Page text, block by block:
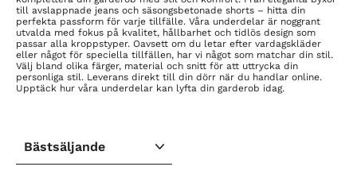
till avslappnade jeans och säsongsbetonade shorts – hitta din
perfekta passform för varje tillfälle. Våra underdelar är noggrant
utvalda med fokus på kvalitet, hållbarhet och tidlös design som
passar alla kroppstyper. Oavsett om du letar efter vardagskläder
eller något för speciella tillfällen, har vi något som matchar din stil.
Välj bland olika färger, material och snitt för att uttrycka din
personliga stil. Leverans direkt till din dörr när du handlar online.
Upptäck hur våra underdelar kan lyfta din garderob idag.